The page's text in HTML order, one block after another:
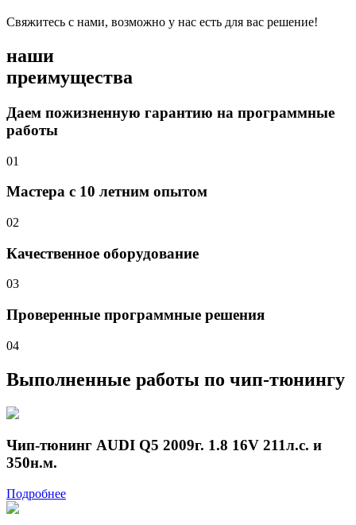
Свяжитесь с нами, возможно у нас есть для вас решение!
наши
преимущества
Даем пожизненную гарантию на программные
работы
01
Мастера с 10 летним опытом
02
Качественное оборудование
03
Проверенные программные решения
04
Выполненные работы по чип-тюнингу
Чип-тюнинг AUDI Q5 2009г. 1.8 16V 211л.с. и
350н.м.
Подробнее